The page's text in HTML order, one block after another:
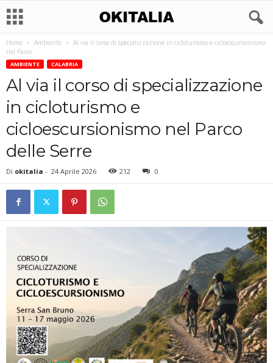
Home Ambiente
Al via il corso di specializzazione in cicloturismo e cicloescursionismo
nel Parco...
AMBIENTE CALABRIA
Al via il corso di specializzazione
in cicloturismo e
cicloescursionismo nel Parco
delle Serre
Di okitalia - 24 Aprile 2026 212 0